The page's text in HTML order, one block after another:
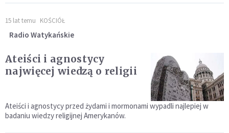
15 lat temu KOŚCIÓŁ
Radio Watykańskie
Ateiści i agnostycy
najwięcej wiedzą o religii
Ateiści i agnostycy przed żydami i mormonami wypadli najlepiej w
badaniu wiedzy religijnej Amerykanów.